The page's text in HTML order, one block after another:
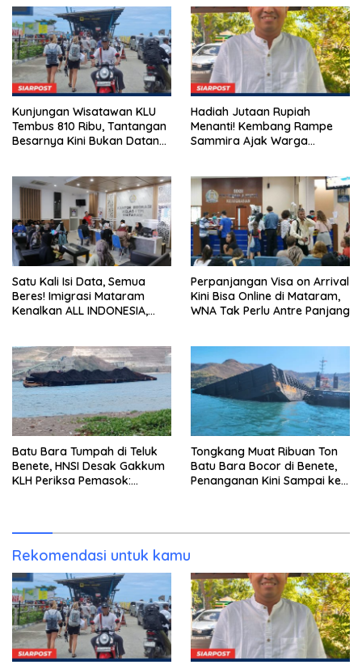
Kunjungan Wisatawan KLU
Tembus 810 Ribu, Tantangan
Besarnya Kini Bukan Datang,
Hadiah Jutaan Rupiah
Menanti! Kembang Rampe
Sammira Ajak Warga
Satu Kali Isi Data, Semua
Beres! Imigrasi Mataram
Kenalkan ALL INDONESIA,
Internasional
Perpanjangan Visa on Arrival
Kini Bisa Online di Mataram,
WNA Tak Perlu Antre Panjang
Batu Bara Tumpah di Teluk
Benete, HNSI Desak Gakkum
KLH Periksa Pemasok:
Tongkang Muat Ribuan Ton
Batu Bara Bocor di Benete,
Penanganan Kini Sampai ke
Rekomendasi untuk kamu